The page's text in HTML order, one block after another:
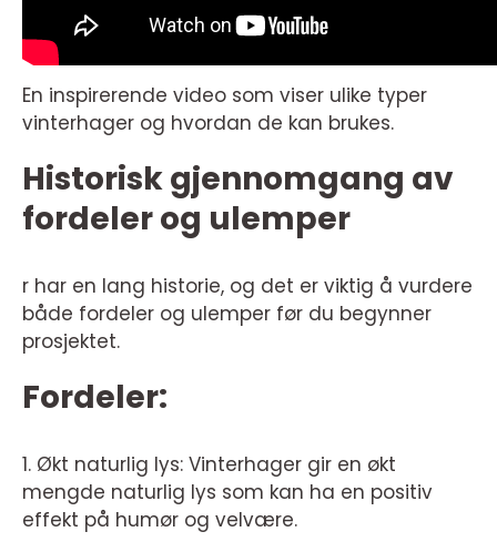
En inspirerende video som viser ulike typer
vinterhager og hvordan de kan brukes.
Historisk gjennomgang av
fordeler og ulemper
r har en lang historie, og det er viktig å vurdere
både fordeler og ulemper før du begynner
prosjektet.
Fordeler:
1. Økt naturlig lys: Vinterhager gir en økt
mengde naturlig lys som kan ha en positiv
effekt på humør og velvære.